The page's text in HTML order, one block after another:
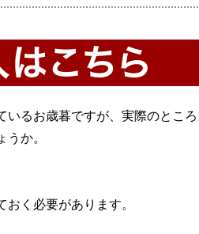
いるお歳暮ですが、実際のところ
か。
く必要があります。